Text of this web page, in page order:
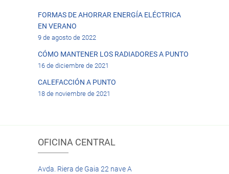
FORMAS DE AHORRAR ENERGÍA ELÉCTRICA
EN VERANO
9 de agosto de 2022
CÓMO MANTENER LOS RADIADORES A PUNTO
16 de diciembre de 2021
CALEFACCIÓN A PUNTO
18 de noviembre de 2021
OFICINA CENTRAL
Avda. Riera de Gaia 22 nave A